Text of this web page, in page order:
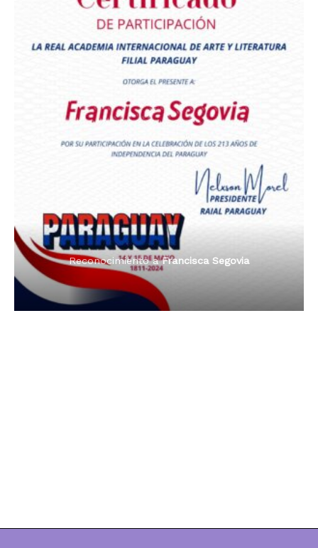
Dama de Oro 2024
Reconocimiento aFrancisca Segovia
Reconocimiento aFrancisca Segovia
Radio Tribuna Abierta
Radio Tribuna Abierta
Radio Oñondivepa Paraguay
Premio Orgullo Paraguayo
Reconocimiento aFrancisca Segovia